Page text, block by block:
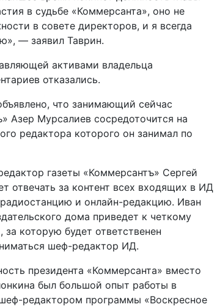
в судьбе «Коммерсанта», оно не
в совете директоров, и я всегда
— заявил Таврин.
активами владельца
отказались.
что занимающий сейчас
Мурсалиев сосредоточится на
редактора которого он занимал по
газеты «Коммерсантъ» Сергей
отвечать за контент всех входящих в ИД
и онлайн-редакцию. Иван
дома приведет к четкому
которую будет ответственен
шеф-редактор ИД.
президента «Коммерсанта» вместо
был большой опыт работы в
редактором программы «Воскресное